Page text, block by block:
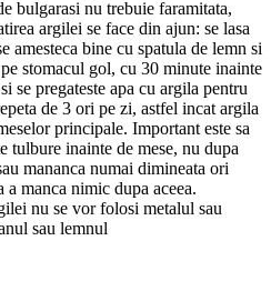
bulgarasi nu trebuie faramitata,
argilei se face din ajun: se lasa
amesteca bine cu spatula de lemn si
stomacul gol, cu 30 minute inainte
se pregateste apa cu argila pentru
de 3 ori pe zi, astfel incat argila
principale. Important este sa
tulbure inainte de mese, nu dupa
mananca numai dimineata ori
a manca nimic dupa aceea.
nu se vor folosi metalul sau
sau lemnul